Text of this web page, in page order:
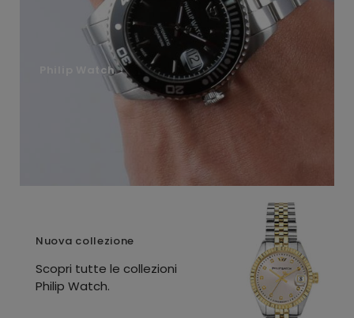
Philip Watch
Nuova collezione
Scopri tutte le collezioni
Philip Watch.